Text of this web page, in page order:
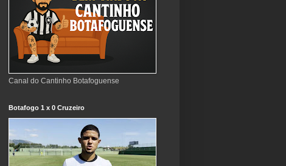
Canal do Cantinho Botafoguense
Botafogo 1 x 0 Cruzeiro